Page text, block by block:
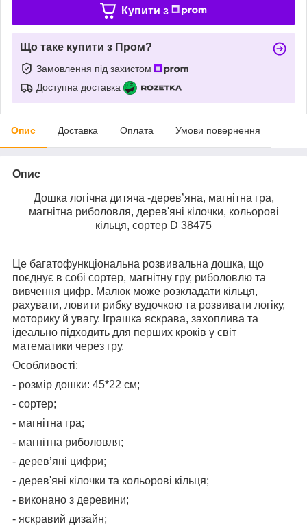
Купити з
Що таке купити з Пром?
Замовлення під захистом
Доступна доставка
Опис Доставка Оплата Умови повернення
Опис
Дошка логічна дитяча -дерев’яна, магнітна гра,
магнітна риболовля, дерев'яні кілочки, кольорові
кільця, сортер D 38475
Це багатофункціональна розвивальна дошка, що
поєднує в собі сортер, магнітну гру, риболовлю та
вивчення цифр. Малюк може розкладати кільця,
рахувати, ловити рибку вудочкою та розвивати логіку,
моторику й увагу. Іграшка яскрава, захоплива та
ідеально підходить для перших кроків у світ
математики через гру.
Особливості:
- розмір дошки: 45*22 см;
- сортер;
- магнітна гра;
- магнітна риболовля;
- дерев’яні цифри;
- дерев'яні кілочки та кольорові кільця;
- виконано з деревини;
- яскравий дизайн;